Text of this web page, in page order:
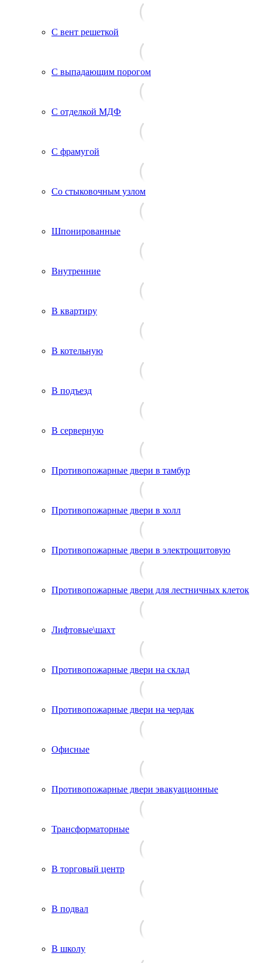
С вент решеткой
С выпадающим порогом
С отделкой МДФ
С фрамугой
Со стыковочным узлом
Шпонированные
Внутренние
В квартиру
В котельную
В подъезд
В серверную
Противопожарные двери в тамбур
Противопожарные двери в холл
Противопожарные двери в электрощитовую
Противопожарные двери для лестничных клеток
Лифтовые\шахт
Противопожарные двери на склад
Противопожарные двери на чердак
Офисные
Противопожарные двери эвакуационные
Трансформаторные
В торговый центр
В подвал
В школу